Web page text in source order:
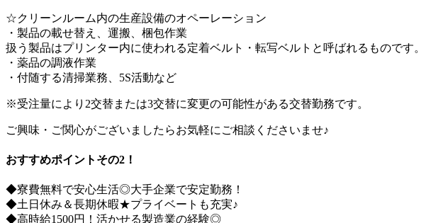
☆クリーンルーム内の生産設備のオペーレーション
・製品の載せ替え、運搬、梱包作業
扱う製品はプリンター内に使われる定着ベルト・転写ベルトと呼ばれるものです。
・薬品の調液作業
・付随する清掃業務、5S活動など
※受注量により2交替または3交替に変更の可能性がある交替勤務です。
ご興味・ご関心がございましたらお気軽にご相談くださいませ♪
おすすめポイントその2！
◆寮費無料で安心生活◎大手企業で安定勤務！
◆土日休み＆長期休暇★プライベートも充実♪
◆高時給1500円！活かせる製造業の経験◎